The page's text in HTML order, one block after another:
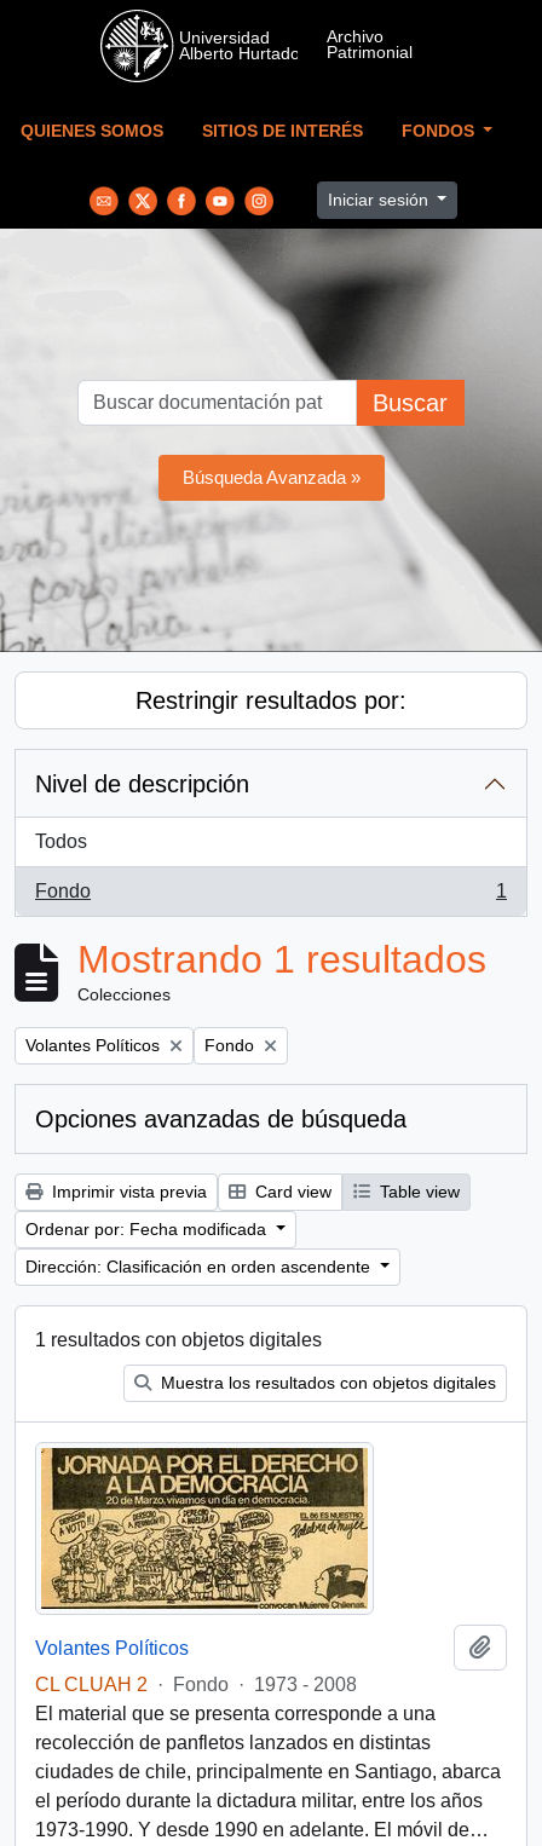
Skip to main content
QUIENES SOMOS SITIOS DE INTERÉS FONDOS
Iniciar sesión
Buscar
Búsqueda Avanzada »
Restringir resultados por:
Nivel de descripción
Todos
Fondo
, 1 resultados
1
Mostrando 1 resultados
Colecciones
Remove filter:
Volantes Políticos Remove filter:
Fondo
Opciones avanzadas de búsqueda
Imprimir vista previa Card view
Table view
Ordenar por: Fecha modificada
Dirección: Clasificación en orden ascendente
1 resultados con objetos digitales
Muestra los resultados con objetos digitales
Volantes Políticos
CL CLUAH 2
· Fondo · 1973 - 2008
El material que se presenta corresponde a una
recolección de panfletos lanzados en distintas
ciudades de chile, principalmente en Santiago, abarca
el período durante la dictadura militar, entre los años
1973-1990. Y desde 1990 en adelante. El móvil de…